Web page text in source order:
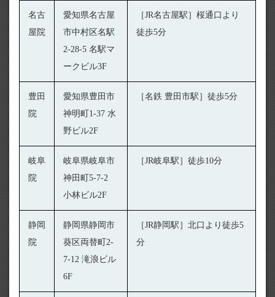
名古
屋院
愛知県名古屋
市中村区名駅
2-28-5 名駅マ
ークビル3F
［JR名古屋駅］桜通口より
徒歩5分
豊田
院
愛知県豊田市
神明町1-37 水
野ビル2F
［名鉄 豊田市駅］徒歩5分
岐阜
院
岐阜県岐阜市
神田町5-7-2
小林ビル2F
［JR岐阜駅］徒歩10分
静岡
院
静岡県静岡市
葵区両替町2-
7-12 滝浪ビル
6F
［JR静岡駅］北口より徒歩5
分